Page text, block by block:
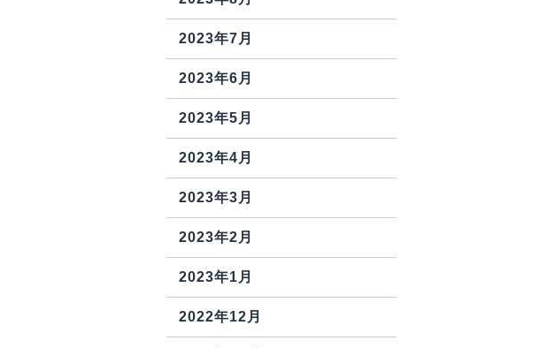
2023年7月
2023年6月
2023年5月
2023年4月
2023年3月
2023年2月
2023年1月
2022年12月